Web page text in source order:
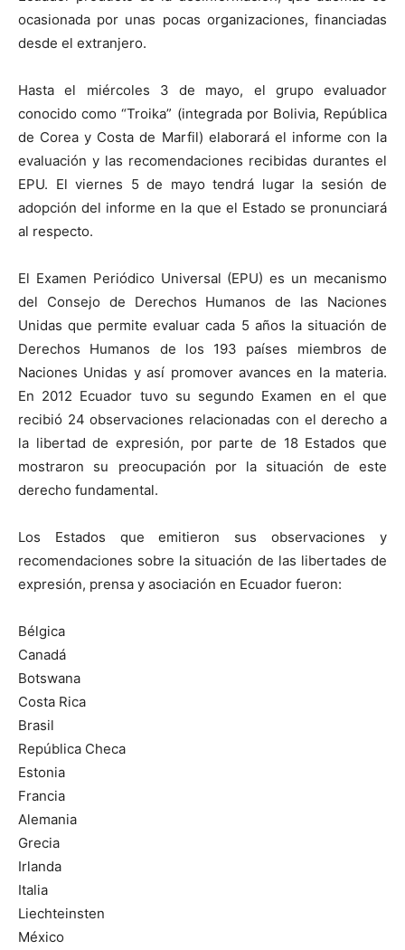
ocasionada por unas pocas organizaciones, financiadas
desde el extranjero.
Hasta el miércoles 3 de mayo, el grupo evaluador
conocido como “Troika” (integrada por Bolivia, República
de Corea y Costa de Marfil) elaborará el informe con la
evaluación y las recomendaciones recibidas durantes el
EPU. El viernes 5 de mayo tendrá lugar la sesión de
adopción del informe en la que el Estado se pronunciará
al respecto.
El Examen Periódico Universal (EPU) es un mecanismo
del Consejo de Derechos Humanos de las Naciones
Unidas que permite evaluar cada 5 años la situación de
Derechos Humanos de los 193 países miembros de
Naciones Unidas y así promover avances en la materia.
En 2012 Ecuador tuvo su segundo Examen en el que
recibió 24 observaciones relacionadas con el derecho a
la libertad de expresión, por parte de 18 Estados que
mostraron su preocupación por la situación de este
derecho fundamental.
Los Estados que emitieron sus observaciones y
recomendaciones sobre la situación de las libertades de
expresión, prensa y asociación en Ecuador fueron:
Bélgica
Canadá
Botswana
Costa Rica
Brasil
República Checa
Estonia
Francia
Alemania
Grecia
Irlanda
Italia
Liechteinsten
México